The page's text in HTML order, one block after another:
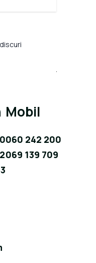
Mobil
060 242 200
069 139 709